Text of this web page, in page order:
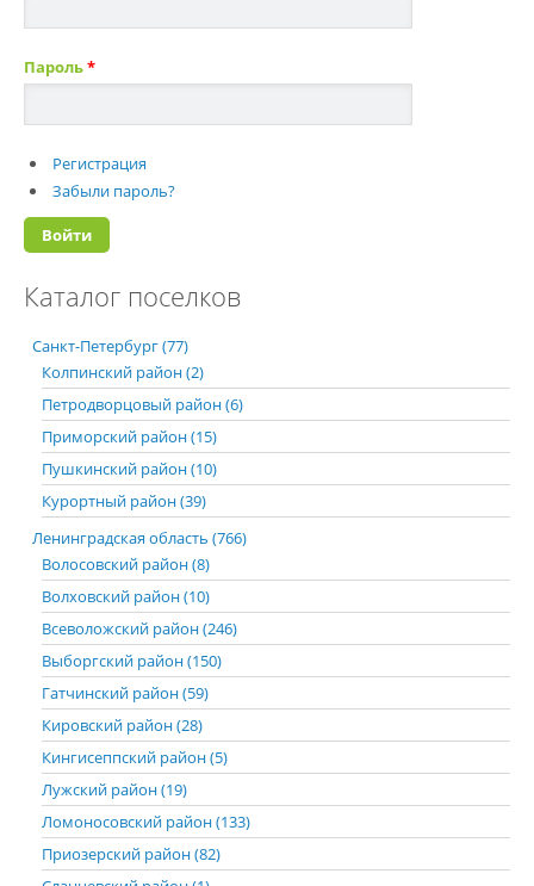
Пароль*
Регистрация
Забыли пароль?
Каталог поселков
Санкт-Петербург (77)
Колпинский район (2)
Петродворцовый район (6)
Приморский район (15)
Пушкинский район (10)
Курортный район (39)
Ленинградская область (766)
Волосовский район (8)
Волховский район (10)
Всеволожский район (246)
Выборгский район (150)
Гатчинский район (59)
Кировский район (28)
Кингисеппский район (5)
Лужский район (19)
Ломоносовский район (133)
Приозерский район (82)